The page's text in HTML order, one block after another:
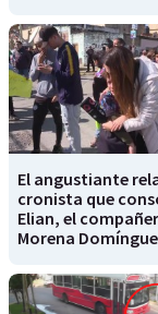
El angustiante
cronista que
Elian, el
Morena